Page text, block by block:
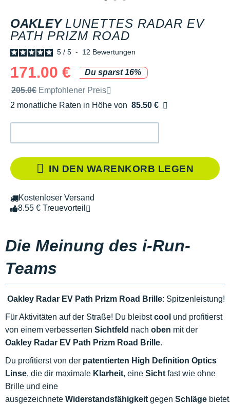
OAKLEY LUNETTES RADAR EV
PATH PRIZM ROAD
5 / 5 - 12 Bewertungen
171.00 €
Du sparst 16%
Unverbindliche Preisempfehlung der Marke
205.0€ Empfohlener Preis
2 monatliche Raten in Höhe von 85.50 €
Ohne Zusatzkosten
IN DEN WARENKORB LEGEN
Kostenloser Versand
8.55 € Treuevorteil
Die Meinung des i-Run-
Teams
Oakley Radar EV Path Prizm Road Brille: Spitzenleistung!
Für Aktivitäten auf der Straße! Du bleibstcool und profitierst
von einem verbesserten Sichtfeld nach oben mit der
Oakley Radar EV Path Prizm Road Brille.
Du profitierst von der patentierten High Definition Optics
Linse, die dir maximale Klarheit, eine Sicht fast wie ohne
Brille und eine
ausgezeichnete Widerstandsfähigkeit gegen Schläge